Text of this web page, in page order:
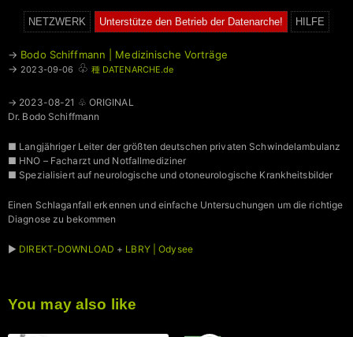
NETZWERK Unterstütze den Betrieb der Datenarche! HILFE
→ Bodo Schiffmann | Medizinische Vorträge
→ 2023-09-06 ♧ 種 DATENARCHE.de
→ 2023-08-21 ♧ ORIGINAL
Dr. Bodo Schiffmann
■ Langjähriger Leiter der größten deutschen privaten Schwindelambulanz
■ HNO – Facharzt und Notfallmediziner
■ Spezialisiert auf neurologische und otoneurologische Krankheitsbilder
Einen Schlaganfall erkennen und einfache Untersuchungen um die richtige
Diagnose zu bekommen
► DIREKT-DOWNLOAD + LBRY | Odysee
You may also like